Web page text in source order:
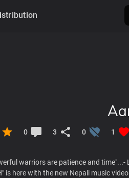
1
0
3
0
here with the new Nepali music video